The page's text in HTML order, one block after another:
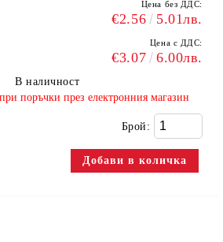
Цена без ДДС:
€2.56 5.01лв.
Цена с ДДС:
€3.07 6.00лв.
В наличност
поръчки през електронния магазин
Брой: